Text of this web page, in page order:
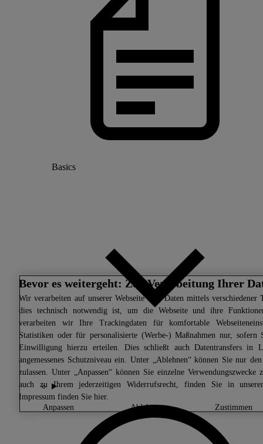
Basics
Bevor es weitergeht: Zur Verarbeitung Ihrer
Wir verarbeiten auf unserer Webseite Ihre Daten mittels verschiedener
dies technisch notwendig ist, um die Webseite und ihre
verarbeiten wir Ihre Trackingdaten für komfortable
Statistiken oder für personalisierte (Werbe-) Maßnahmen nur, sofern
Einwilligung hierzu erteilen. Dies schließt auch Datentransfers in
angemessenes Schutzniveau ein. Unter „Ablehnen“ können Sie nur
zulassen. Unter „Anpassen“ können Sie einzelne Verwendungszwecke
auch zu Ihrem jederzeitigen Widerrufsrecht, finden Sie in
Impressum finden Sie hier.
ablehnen
zustimmen
anpassen